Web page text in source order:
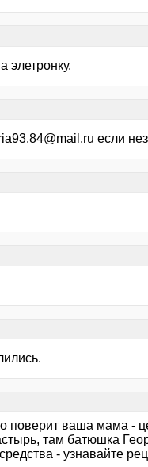
элетронку.
@mail.ru если
поверит ваша мама -
там батюшка
- узнавайте